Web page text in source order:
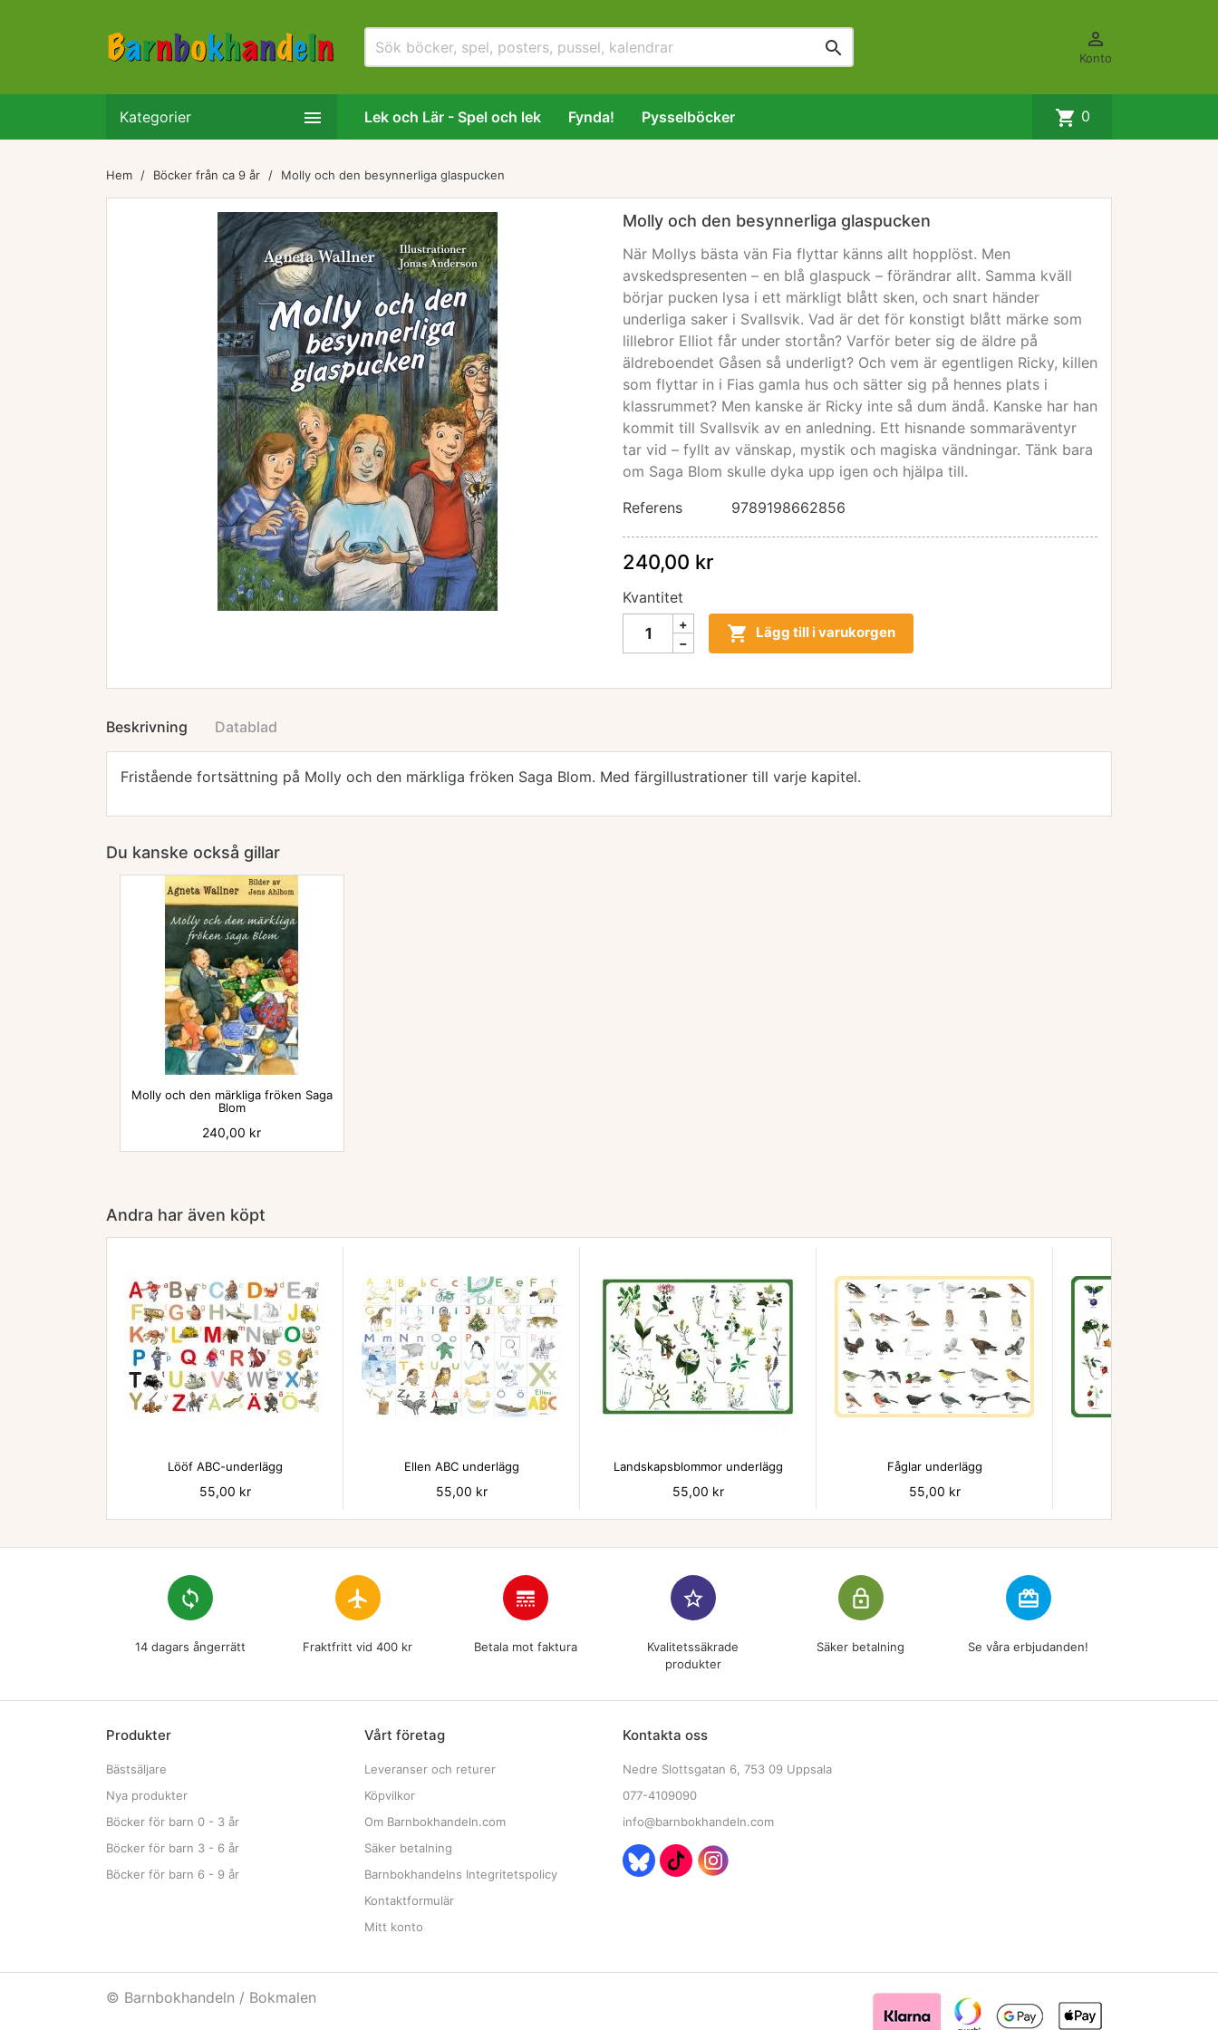
 
Konto
Kategorier  Lek och Lär - Spel och lek Fynda! Pysselböcker shopping_cart 0
Hem Böcker från ca 9 år Molly och den besynnerliga glaspucken
Molly och den besynnerliga glaspucken
När Mollys bästa vän Fia flyttar känns allt hopplöst. Men
avskedspresenten – en blå glaspuck – förändrar allt. Samma kväll
börjar pucken lysa i ett märkligt blått sken, och snart händer
underliga saker i Svallsvik. Vad är det för konstigt blått märke som
lillebror Elliot får under stortån? Varför beter sig de äldre på
äldreboendet Gåsen så underligt? Och vem är egentligen Ricky, killen
som flyttar in i Fias gamla hus och sätter sig på hennes plats i
klassrummet? Men kanske är Ricky inte så dum ändå. Kanske har han
kommit till Svallsvik av en anledning. Ett hisnande sommaräventyr
tar vid – fyllt av vänskap, mystik och magiska vändningar. Tänk bara
om Saga Blom skulle dyka upp igen och hjälpa till.
Referens
9789198662856
240,00 kr
Kvantitet
 Lägg till i varukorgen
Beskrivning Datablad
Fristående fortsättning på Molly och den märkliga fröken Saga Blom. Med färgillustrationer till varje kapitel.
Du kanske också gillar

Molly och den märkliga fröken Saga
Blom
Pris
240,00 kr
Andra har även köpt

Lööf ABC-underlägg
Pris
55,00 kr

Ellen ABC underlägg
Pris
55,00 kr
Landskapsblommor underlägg
Pris
55,00 kr

Fåglar underlägg
Pris
55,00 kr
loop
14 dagars ångerrätt
flight
Fraktfritt vid 400 kr
line_style
Betala mot faktura
star_border
Kvalitetssäkrade
produkter
lock_outline
Säker betalning
redeem
Se våra erbjudanden!
Produkter
Bästsäljare
Nya produkter
Böcker för barn 0 - 3 år
Böcker för barn 3 - 6 år
Böcker för barn 6 - 9 år
Vårt företag
Leveranser och returer
Köpvilkor
Om Barnbokhandeln.com
Säker betalning
Barnbokhandelns Integritetspolicy
Kontaktformulär
Mitt konto
Kontakta oss
Nedre Slottsgatan 6, 753 09 Uppsala
077-4109090
info@barnbokhandeln.com
© Barnbokhandeln / Bokmalen